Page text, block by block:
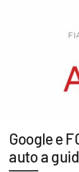
Google e
auto a